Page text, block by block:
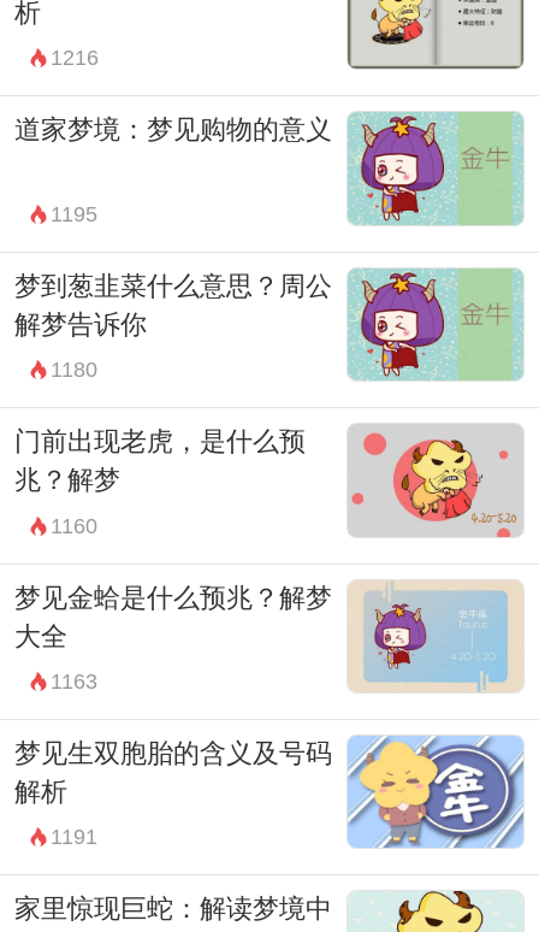
析
1216
道家梦境：梦见购物的意义
1195
梦到葱韭菜什么意思？周公
解梦告诉你
1180
门前出现老虎，是什么预
兆？解梦
1160
梦见金蛤是什么预兆？解梦
大全
1163
梦见生双胞胎的含义及号码
解析
1191
家里惊现巨蛇：解读梦境中